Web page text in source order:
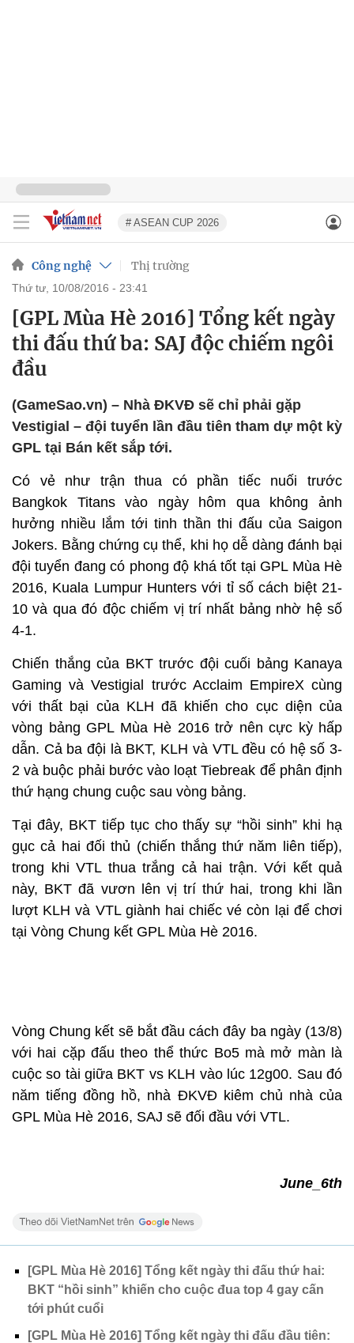
# ASEAN CUP 2026
Công nghệ Thị trường
thứ tư, 10/08/2016 - 23:41
[GPL Mùa Hè 2016] Tổng kết ngày
thi đấu thứ ba: SAJ độc chiếm ngôi
đầu
(GameSao.vn) – Nhà ĐKVĐ sẽ chỉ phải gặp
Vestigial – đội tuyển lần đầu tiên tham dự một kỳ
GPL tại Bán kết sắp tới.
Có vẻ như trận thua có phần tiếc nuối trước
Bangkok Titans vào ngày hôm qua không ảnh
hưởng nhiều lắm tới tinh thần thi đấu của Saigon
Jokers. Bằng chứng cụ thể, khi họ dễ dàng đánh bại
đội tuyển đang có phong độ khá tốt tại GPL Mùa Hè
2016, Kuala Lumpur Hunters với tỉ số cách biệt 21-
10 và qua đó độc chiếm vị trí nhất bảng nhờ hệ số
4-1.
Chiến thắng của BKT trước đội cuối bảng Kanaya
Gaming và Vestigial trước Acclaim EmpireX cùng
với thất bại của KLH đã khiến cho cục diện của
vòng bảng GPL Mùa Hè 2016 trở nên cực kỳ hấp
dẫn. Cả ba đội là BKT, KLH và VTL đều có hệ số 3-
2 và buộc phải bước vào loạt Tiebreak để phân định
thứ hạng chung cuộc sau vòng bảng.
Tại đây, BKT tiếp tục cho thấy sự “hồi sinh” khi hạ
gục cả hai đối thủ (chiến thắng thứ năm liên tiếp),
trong khi VTL thua trắng cả hai trận. Với kết quả
này, BKT đã vươn lên vị trí thứ hai, trong khi lần
lượt KLH và VTL giành hai chiếc vé còn lại để chơi
tại Vòng Chung kết GPL Mùa Hè 2016.
Vòng Chung kết sẽ bắt đầu cách đây ba ngày (13/8)
với hai cặp đấu theo thể thức Bo5 mà mở màn là
cuộc so tài giữa BKT vs KLH vào lúc 12g00. Sau đó
năm tiếng đồng hồ, nhà ĐKVĐ kiêm chủ nhà của
GPL Mùa Hè 2016, SAJ sẽ đối đầu với VTL.
June_6th
[GPL Mùa Hè 2016] Tổng kết ngày thi đấu thứ hai:
BKT “hồi sinh” khiến cho cuộc đua top 4 gay cấn
tới phút cuổi
[GPL Mùa Hè 2016] Tổng kết ngày thi đấu đầu tiên: